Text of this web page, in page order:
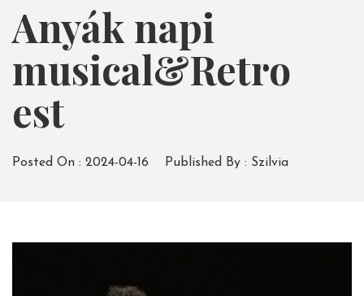
Anyák napi
musical&Retro
est
Posted On : 2024-04-16 Published By : Szilvia